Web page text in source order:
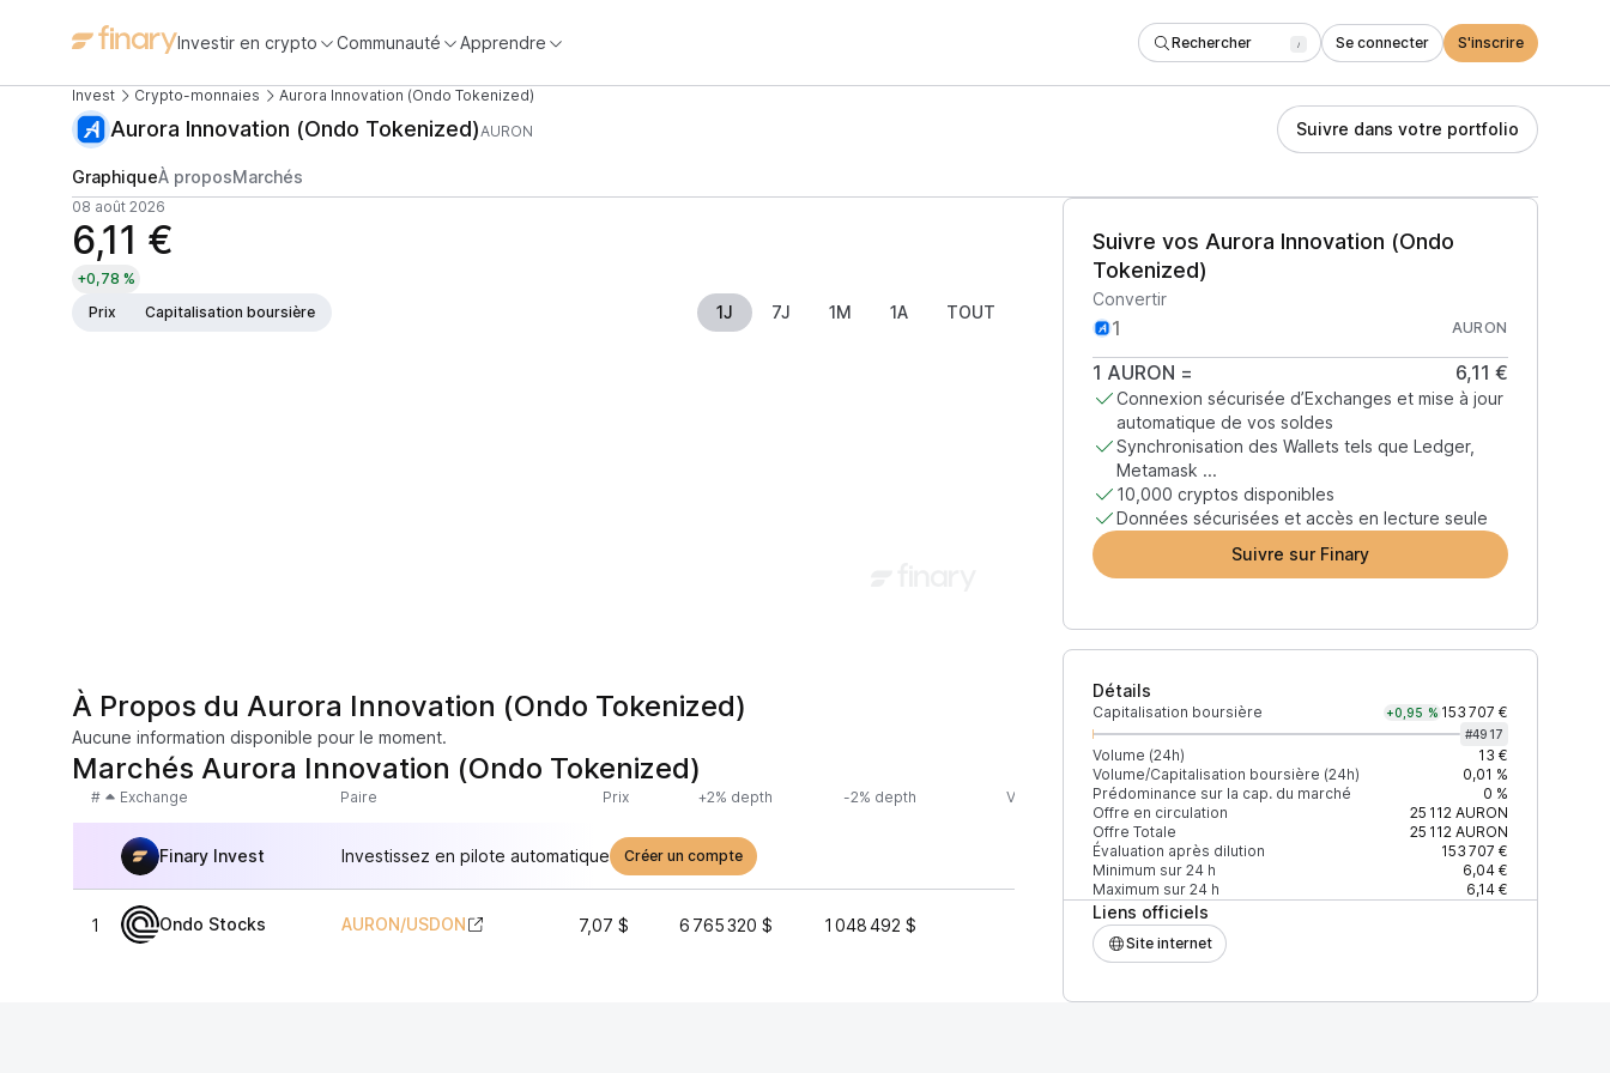
Investir en crypto Communauté Apprendre Rechercher / Se connecter S'inscrire
Invest Crypto-monnaies Aurora Innovation (Ondo Tokenized)
Aurora Innovation (Ondo Tokenized)AURON Suivre dans votre portfolio
GraphiqueÀ proposMarchés
08 août 2026
6,11 €
+0,78 %
Prix
Capitalisation boursière 1J 7J 1M 1A TOUT
Suivre vos Aurora Innovation (Ondo
Tokenized)
Convertir
AURON
1 AURON = 6,11 €
Connexion sécurisée d’Exchanges et mise à jour
automatique de vos soldes
Synchronisation des Wallets tels que Ledger,
Metamask ...
10,000 cryptos disponibles
Données sécurisées et accès en lecture seule
Suivre sur Finary
Détails
Capitalisation boursière +0,95 % 153 707 €
#4917
Volume (24h)
13 €
Volume/Capitalisation boursière (24h)
0,01 %
Prédominance sur la cap. du marché
0 %
Offre en circulation
25 112AURON
Offre Totale
25 112AURON
Évaluation après dilution
153 707 €
Minimum sur 24 h
6,04 €
Maximum sur 24 h
6,14 €
Liens officiels
Site internet
À Propos du Aurora Innovation (Ondo Tokenized)
Aucune information disponible pour le moment.
Marchés Aurora Innovation (Ondo Tokenized)
# Exchange Paire Prix +2% depth -2% depth Volume (24h) % du volume Confiance Mis à jour
Finary Invest Investissez en pilote automatique Créer un compte
1 Ondo Stocks AURON/USDON 7,07 $ 6 765 320 $ 1 048 492 $ 15 $ 100,07 %